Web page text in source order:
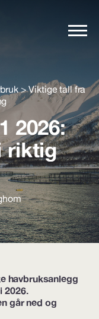
>Viktige tall fra
2026:
riktig
havbruksanlegg
2026.
går ned og